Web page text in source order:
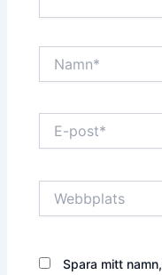
post*
Spara mitt